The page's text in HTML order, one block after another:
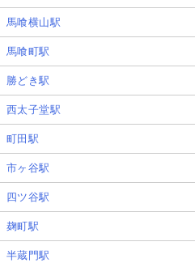
馬喰横山駅
馬喰町駅
勝どき駅
西太子堂駅
町田駅
市ヶ谷駅
四ツ谷駅
麹町駅
半蔵門駅